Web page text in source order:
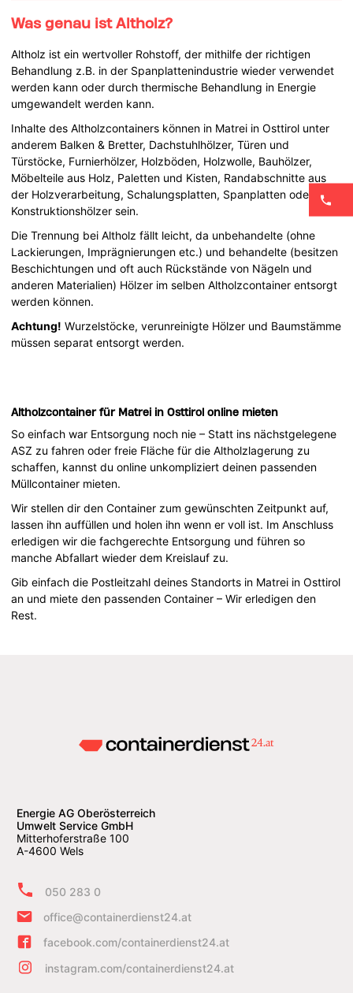
Was genau ist Altholz?
Altholz ist ein wertvoller Rohstoff, der mithilfe der richtigen
Behandlung z.B. in der Spanplattenindustrie wieder verwendet
werden kann oder durch thermische Behandlung in Energie
umgewandelt werden kann.
Inhalte des Altholzcontainers können in Matrei in Osttirol unter
anderem Balken & Bretter, Dachstuhlhölzer, Türen und
Türstöcke, Furnierhölzer, Holzböden, Holzwolle, Bauhölzer,
Möbelteile aus Holz, Paletten und Kisten, Randabschnitte aus
der Holzverarbeitung, Schalungsplatten, Spanplatten oder
Konstruktionshölzer sein.
Die Trennung bei Altholz fällt leicht, da unbehandelte (ohne
Lackierungen, Imprägnierungen etc.) und behandelte (besitzen
Beschichtungen und oft auch Rückstände von Nägeln und
anderen Materialien) Hölzer im selben Altholzcontainer entsorgt
werden können.
Achtung! Wurzelstöcke, verunreinigte Hölzer und Baumstämme
müssen separat entsorgt werden.
Altholzcontainer für Matrei in Osttirol online mieten
So einfach war Entsorgung noch nie – Statt ins nächstgelegene
ASZ zu fahren oder freie Fläche für die Altholzlagerung zu
schaffen, kannst du online unkompliziert deinen passenden
Müllcontainer mieten.
Wir stellen dir den Container zum gewünschten Zeitpunkt auf,
lassen ihn auffüllen und holen ihn wenn er voll ist. Im Anschluss
erledigen wir die fachgerechte Entsorgung und führen so
manche Abfallart wieder dem Kreislauf zu.
Gib einfach die Postleitzahl deines Standorts in Matrei in Osttirol
an und miete den passenden Container – Wir erledigen den
Rest.
Energie AG Oberösterreich
Umwelt Service GmbH
Mitterhoferstraße 100
A-4600 Wels
050 283 0
office@containerdienst24.at
facebook.com/containerdienst24.at
instagram.com/containerdienst24.at